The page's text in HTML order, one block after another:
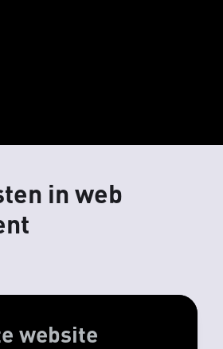
in web
website